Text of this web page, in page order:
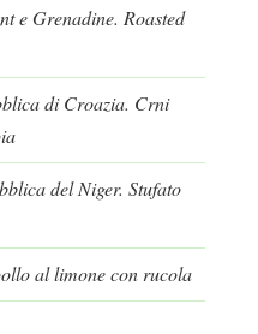
e Grenadine. Roasted
di Croazia. Crni
del Niger. Stufato
al limone con rucola